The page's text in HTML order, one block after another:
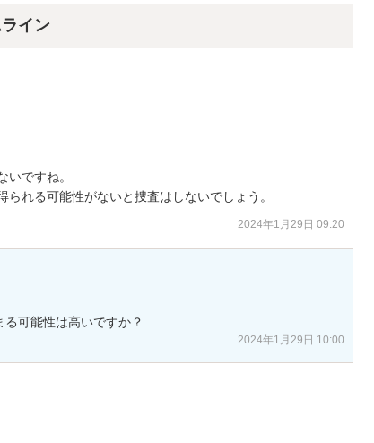
イン
いですね。
られる可能性がないと捜査はしないでしょう。
2024年1月29日 09:20
可能性は高いですか？
2024年1月29日 10:00